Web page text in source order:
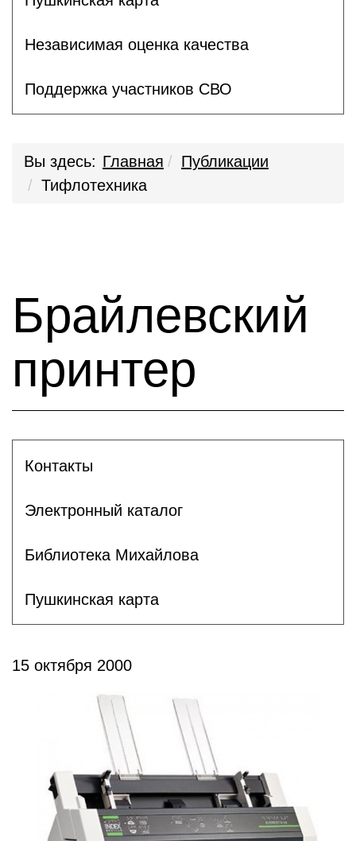
Независимая оценка качества
Поддержка участников СВО
Вы здесь: Главная
Публикации
Тифлотехника
Брайлевский
принтер
Контакты
Электронный каталог
Библиотека Михайлова
Пушкинская карта
15 октября 2000